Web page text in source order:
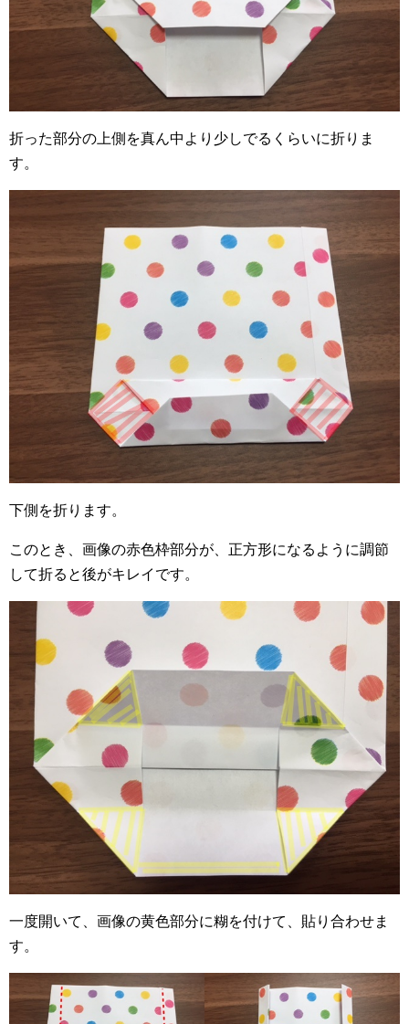
折った部分の上側を真ん中より少しでるくらいに折りま
す。
下側を折ります。
このとき、画像の赤色枠部分が、正方形になるように調節
して折ると後がキレイです。
一度開いて、画像の黄色部分に糊を付けて、貼り合わせま
す。